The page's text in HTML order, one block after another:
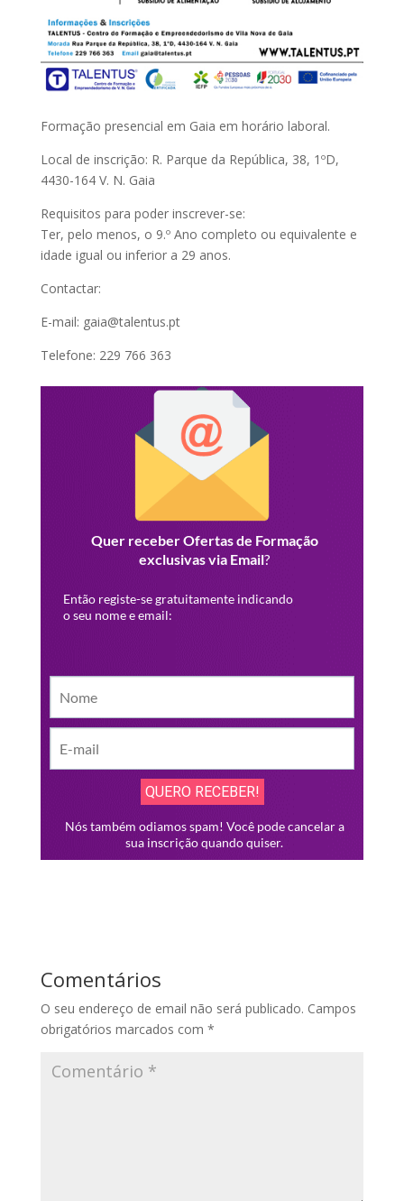
Formação presencial em Gaia em horário laboral.
Local de inscrição: R. Parque da República, 38, 1ºD,
4430-164 V. N. Gaia
Requisitos para poder inscrever-se:
Ter, pelo menos, o 9.º Ano completo ou equivalente e
idade igual ou inferior a 29 anos.
Contactar:
E-mail: gaia@talentus.pt
Telefone: 229 766 363
Comentários
O seu endereço de email não será publicado. Campos
obrigatórios marcados com *